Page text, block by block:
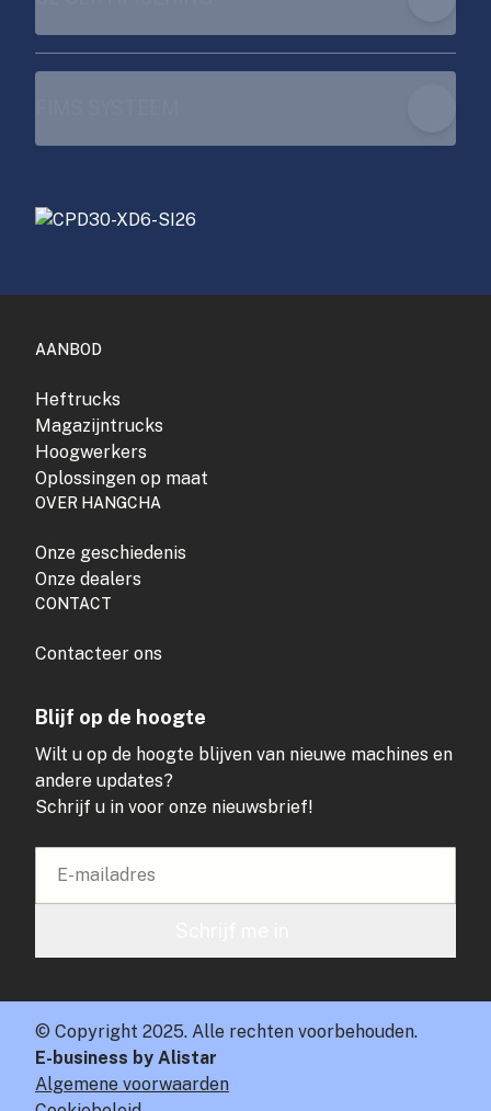
AANBOD
Heftrucks
Magazijntrucks
Hoogwerkers
Oplossingen op maat
OVER HANGCHA
Onze geschiedenis
Onze dealers
CONTACT
Contacteer ons
Blijf op de hoogte
Wilt u op de hoogte blijven van nieuwe machines en
andere updates?
Schrijf u in voor onze nieuwsbrief!
© Copyright 2025. Alle rechten voorbehouden.
E-business by Alistar
Algemene voorwaarden